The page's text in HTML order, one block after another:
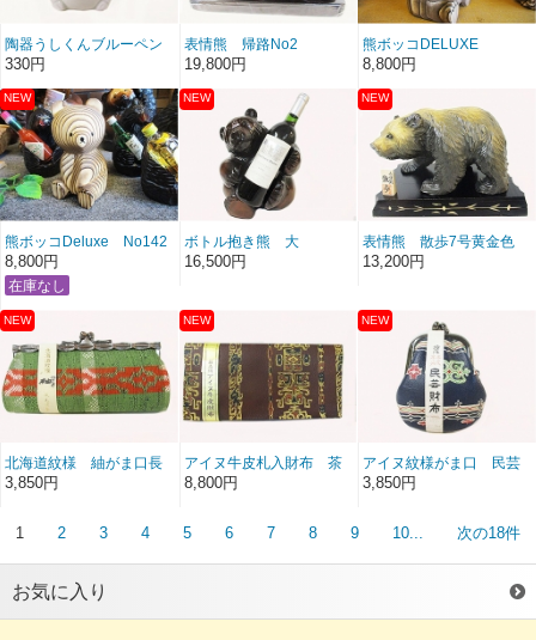
陶器うしくんブルーペン
立て的な
330円
表情熊 帰路No2
19,800円
熊ボッコDELUXE
NO143
8,800円
熊ボッコDeluxe No142
8,800円
ボトル抱き熊 大
16,500円
表情熊 散歩7号黄金色
13,200円
北海道紋様 紬がま口長
角わさび色
3,850円
アイヌ牛皮札入財布 茶
8,800円
アイヌ紋様がま口 民芸
財布 本革本染
3,850円
1 2 3 4 5 6 7 8 9 10... 次の18件
お気に入り